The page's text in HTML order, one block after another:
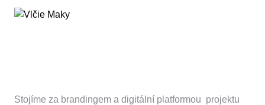
Stojíme za brandingem a digitální platformou projektu